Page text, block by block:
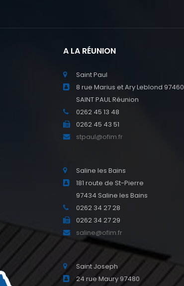
A LA RÉUNION
Saint Paul
8 rue Marius et Ary Leblond 97460
SAINT PAUL Réunion
0262 45 13 48
0262 45 43 51
stpaul@ofim.fr
Saline les Bains
181 route de St-Pierre
97434 Saline les Bains
0262 34 27 28
0262 34 27 29
saline@ofim.fr
Saint Joseph
24 rue Maury 97480